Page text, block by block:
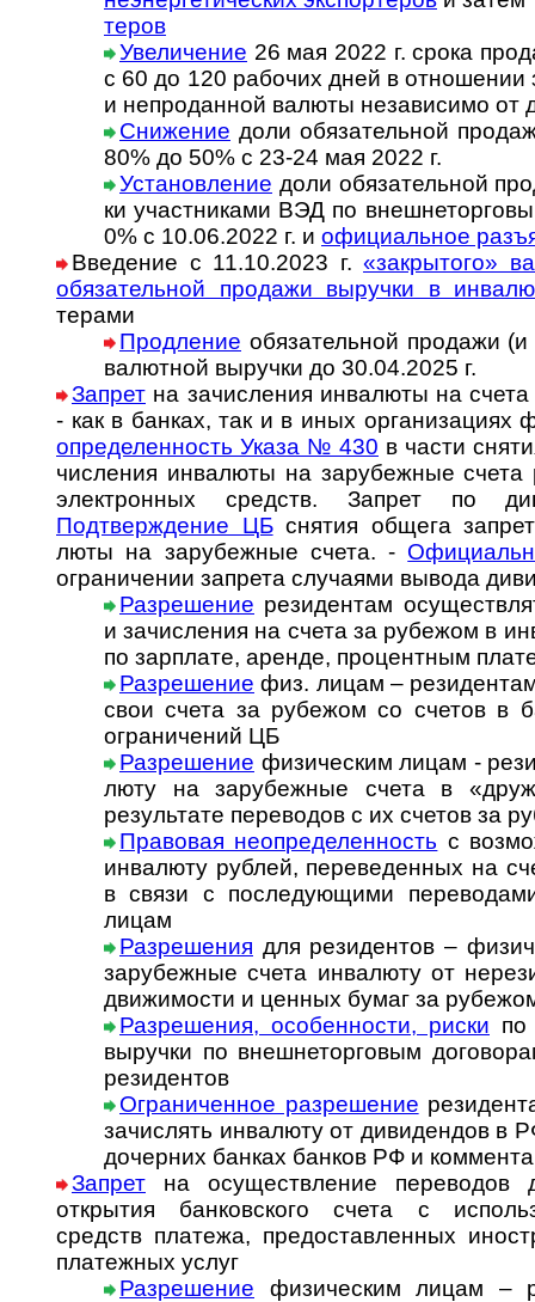
теров
Увеличение 26 мая 2022 г. срока
с 60 до 120 рабо­чих дней в
и непро­дан­ной валюты неза­ви­симо от
Снижение доли обязательной
80% до 50% с 23-24 мая 2022 г.
Установление доли обя­за­тель­ной
ки участ­ни­ка­ми ВЭД по
0% с 10.06.2022 г. и офици­аль­ное
Введение с 11.10.2023 г. «закрытого»
обяза­тель­ной про­дажи выру­чки в
терами
Продление обязательной продажи
валютной выручки до 30.04.2025 г.
Запрет на зачисления инвалюты на
- как в банках, так и в иных ор­га­ни­за­ци­ях
оп­ре­де­лен­ность Указа № 430 в час­ти
чи­сле­ния ин­ва­лю­ты на за­ру­беж­ные счета
эле­к­т­рон­ных средств. Зап­рет по
Подтверждение ЦБснятия общега
люты на за­ру­беж­ные счета. -
огра­ни­че­нии зап­рета слу­ча­ями вы­вода
Разрешение резидентам
и зачи­сле­ния на счета за рубе­жом в
по зар­плате, аре­нде, про­цент­ным
Разрешение физ. лицам –
свои счета за рубежом со счетов в
огра­ни­че­ний ЦБ
Разрешение физическим лицам -
люту на за­ру­беж­ные счета в
резуль­тате пере­во­дов с их сче­тов за
Правовая неопределенность с
инва­люту руб­лей, пере­ве­ден­ных на
в связи с после­дую­щими
лицам
Раз­ре­ше­ни­я для ре­зи­ден­тов –
за­ру­беж­ные сче­та ин­ва­лю­ту от
дви­жи­мос­ти и цен­ных бу­маг за
Разрешения, особенности, риски по
вы­руч­ки по внеш­не­тор­го­вым
рези­дентов
Ограниченное раз­ре­ше­ние
за­чис­лять ин­ва­лю­ту от ди­ви­ден­дов в
дочер­них бан­ках бан­ков РФ и
Запрет на осуществление переводов
открытия бан­ков­ского счета с
средств пла­тежа, предо­став­лен­ных
плате­жных услуг
Разрешение физическим лицам –